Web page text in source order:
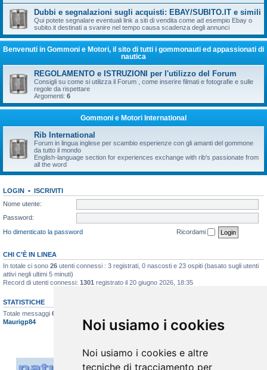
Noi usiamo i cookies
Noi usiamo i cookies e altre
tecniche di tracciamento per
Dubbi e segnalazioni sugli acquisti: EBAY/SUBITO.IT e simili
Qui potete segnalare eventuali link a siti di vendita come ad esempio Ebay o
subito.it destinati a svanire nel tempo causa scadenza degli annunci
Benvenuti in Gommoni e Motori, il sito di tutti i gommonauti ed appassionati di
nautica
REGOLAMENTO e ISTRUZIONI per l'utilizzo del Forum
Consigli su come si utilizza il Forum , come inserire filmati e fotografie e sulle
regole da rispettare
Argomenti: 6
Gommoni e Motori International
Rib International
Forum in lingua inglese per scambio esperienze con gli amanti del gommone
da tutto il mondo
English-language section for experiences exchange with rib's passionate from
all the word
LOGIN • ISCRIVITI
Nome utente:
Password:
Ho dimenticato la password
Ricordami
CHI C’È IN LINEA
In totale ci sono 26 utenti connessi : 3 registrati, 0 nascosti e 23 ospiti (basato sugli utenti
attivi negli ultimi 5 minuti)
Record di utenti connessi: 1301 registrato il 20 giugno 2026, 18:35
STATISTICHE
Totale messaggi 6617
Maurigp84